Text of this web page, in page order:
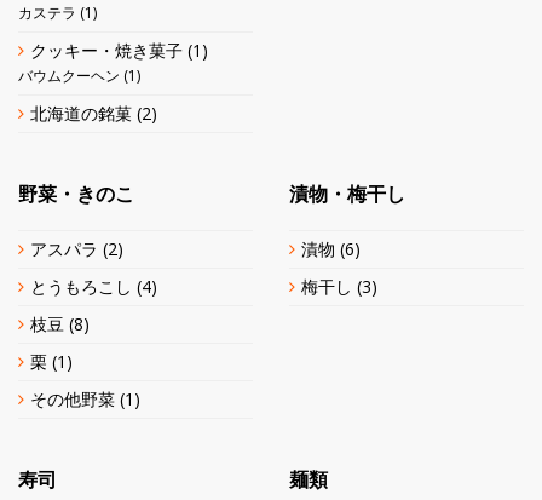
カステラ (1)
クッキー・焼き菓子 (1)
バウムクーヘン (1)
北海道の銘菓 (2)
野菜・きのこ
アスパラ (2)
とうもろこし (4)
枝豆 (8)
栗 (1)
その他野菜 (1)
漬物・梅干し
漬物 (6)
梅干し (3)
寿司 麺類